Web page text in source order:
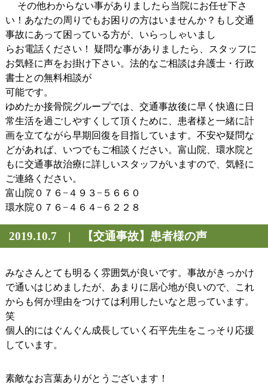
その他わからない事がありましたら当院にお任せ下さ
い！あなたの周りでもお困りの方はいませんか？もし交通
事故にあって困っている方が、いらっしゃいまし
らお電話ください！ 疑問な事がありましたら、スタッフに
お気軽に声をお掛け下さい。法的なご相談は弁護士・行政
書士との無料相談が
可能です。
ゆめたか接骨院グループでは、交通事故後に早く快適に日
常生活を過ごしやすくして頂くために、患者様と一緒に計
画を立てながら早期回復を目指しています。不安や疑問な
どがあれば、いつでもご相談ください。富山院、環水院と
もに交通事故治療に詳しいスタッフがいますので、気軽に
ご連絡ください。
富山院０７６−４９３−５６６０
環水院０７６−４６４−６２２８
2019.10.7 | 【交通事故】患者様の声
みなさんとても明るく雰囲気が良いです。事故がきっかけ
で通いはじめましたが、あまりに居心地が良いので、これ
からも何か理由をつけては利用したいなと思っています。
笑
個人的にはぐんぐん成長していく石平先生をこっそり応援
しています。
素敵なお言葉ありがとうございます！